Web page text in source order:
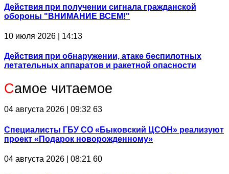
Действия при получении сигнала гражданской
обороны "ВНИМАНИЕ ВСЕМ!"
10 июля 2026 | 14:13
Действия при обнаружении, атаке беспилотных
летательных аппаратов и ракетной опасности
Самое читаемое
04 августа 2026 | 09:32 63
Специалисты ГБУ СО «Быковский ЦСОН» реализуют
проект «Подарок новорожденному»
04 августа 2026 | 08:21 60